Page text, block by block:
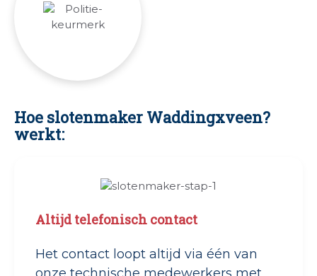
Hoe slotenmaker Waddingxveen?
werkt:
Altijd telefonisch contact
Het contact loopt altijd via één van